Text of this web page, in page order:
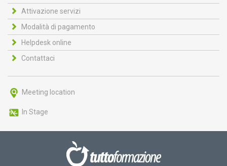
Attivazione servizi
Modalità di pagamento
Helpdesk online
Contattaci
Meeting location
In Stage